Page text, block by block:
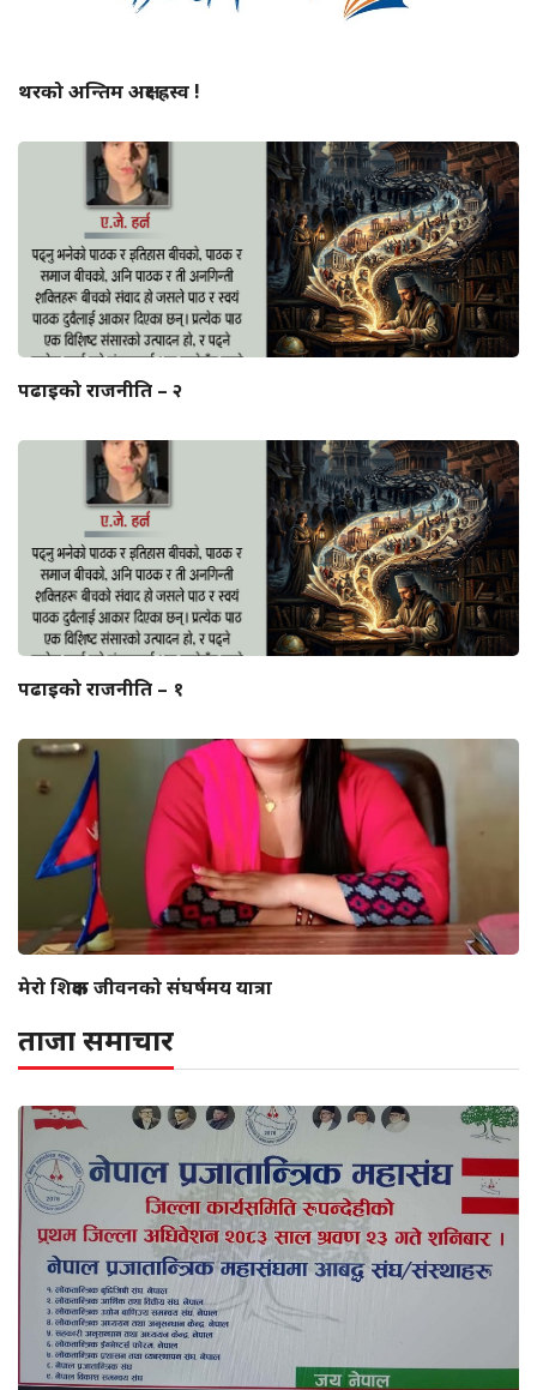
थरको अन्तिम अक्षर ह्रस्व !
पढाइको राजनीति – २
पढाइको राजनीति – १
मेरो शिक्षक जीवनको संघर्षमय यात्रा
ताजा समाचार